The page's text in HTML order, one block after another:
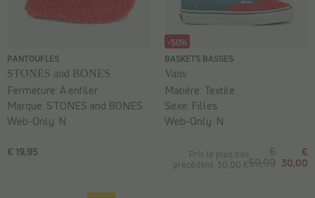
PANTOUFLES
STONES and BONES
€ 19,95
Fermeture:À enfiler
Marque: STONES and BONES
Web-Only: N
-50%
BASKETS BASSES
Vans
Prix le plus bas
précédent: 30,00 €
€
59,99
€
30,00
Matière: Textile
Sexe: Filles
Web-Only: N